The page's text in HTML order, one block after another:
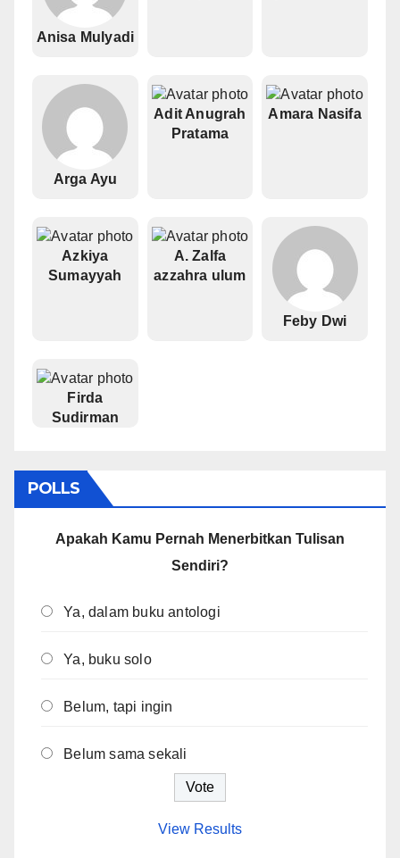
Anisa Mulyadi
Arga Ayu
Adit Anugrah
Pratama
Amara Nasifa
Azkiya
Sumayyah
A. Zalfa
azzahra ulum
Feby Dwi
Firda
Sudirman
POLLS
Apakah Kamu Pernah Menerbitkan Tulisan
Sendiri?
Ya, dalam buku antologi
Ya, buku solo
Belum, tapi ingin
Belum sama sekali
View Results